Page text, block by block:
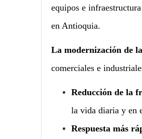
equipos e
en Antioquia.
La modernización de
comerciales e
Reducción de la
la vida diaria y en
Respuesta más